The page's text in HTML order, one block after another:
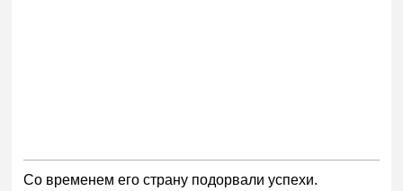
Со временем его страну подорвали успехи.